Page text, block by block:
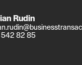
Rudin
82 85